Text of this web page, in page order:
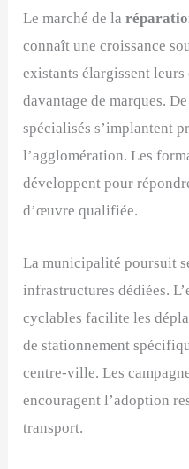
Le marché de la
connaît une croissance
existants élargissent
davantage de marques.
spécialisés s’implantent
l’agglomération. Les
développent pour
d’œuvre qualifiée.
La municipalité poursuit
infrastructures dédiées.
cyclables facilite les
de stationnement
centre-ville. Les
encouragent l’adoption
transport.